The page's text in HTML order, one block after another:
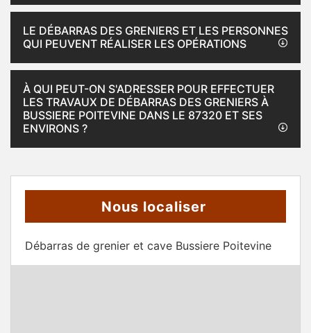
LE DÉBARRAS DES GRENIERS ET LES PERSONNES
QUI PEUVENT RÉALISER LES OPÉRATIONS
À QUI PEUT-ON S'ADRESSER POUR EFFECTUER
LES TRAVAUX DE DÉBARRAS DES GRENIERS À
BUSSIERE POITEVINE DANS LE 87320 ET SES
ENVIRONS ?
Nous localiser
Débarras de grenier et cave Bussiere Poitevine